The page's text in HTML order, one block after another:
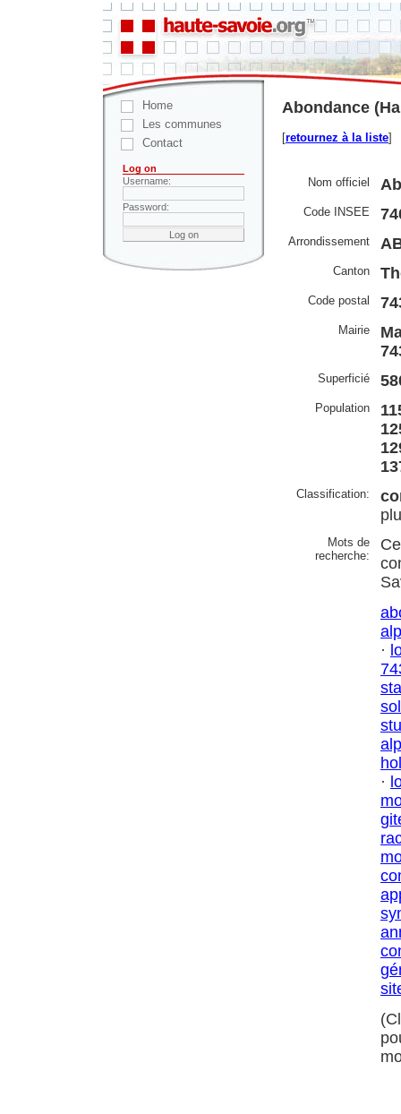
Home
Les communes
Contact
Log on
Username:
Password:
Abondance
[retournez à la liste]
Nom officiel
Code INSEE
Arrondissement
Canton
Code postal
Mairie
Superficié
Population
Classification:
Mots de
recherche:
·
·